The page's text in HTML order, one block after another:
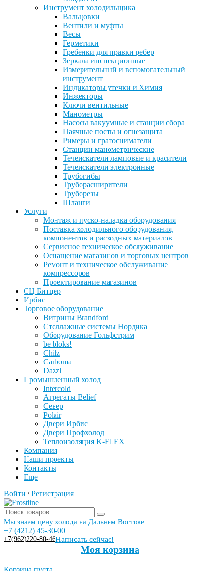
Инструмент холодильщика
Вальцовки
Вентили и муфты
Весы
Герметики
Гребенки для правки ребер
Зеркала инспекционные
Измерительный и вспомогательный
инструмент
Индикаторы утечки и Химия
Инжекторы
Ключи вентильные
Манометры
Насосы вакуумные и станции сбора
Паячные посты и огнезащита
Римеры и гратосниматели
Станции манометрические
Течеискатели ламповые и красители
Течеискатели электронные
Трубогибы
Труборасширители
Труборезы
Шланги
Услуги
Монтаж и пуско-наладка оборудования
Поставка холодильного оборудования,
компонентов и расходных материалов
Сервисное техническое обслуживание
Оснащение магазинов и торговых центров
Ремонт и техническое обслуживание
компрессоров
Проектирование магазинов
СЦ Битцер
Ирбис
Торговое оборудование
Витрины Brandford
Стеллажные системы Нордика
Оборудование Гольфстрим
be bloks!
Chilz
Carboma
Dazzl
Промышленный холод
Intercold
Агрегаты Belief
Север
Polair
Двери Ирбис
Двери Профхолод
Теплоизоляция K-FLEX
Компания
Наши проекты
Контакты
Еще
Войти / Регистрация
Мы знаем цену холода на Дальнем Востоке
+7 (4212) 45-30-00
+7(962)220-80-46Написать сейчас!
Моя корзина
Корзина пуста